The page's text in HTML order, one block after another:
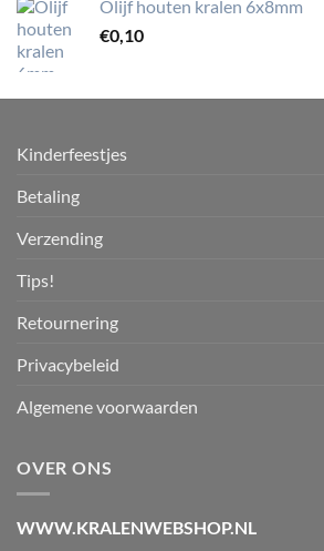
Olijf houten kralen 6x8mm
€0,10
Kinderfeestjes
Betaling
Verzending
Tips!
Retournering
Privacybeleid
Algemene voorwaarden
OVER ONS
WWW.KRALENWEBSHOP.NL